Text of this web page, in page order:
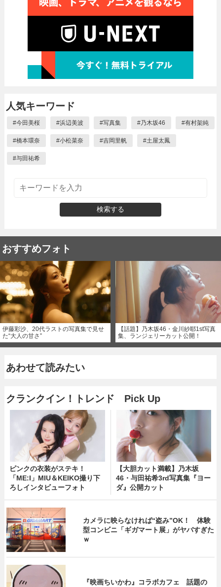
人気キーワード
#今田美桜 #浜辺美波 #写真集 #乃木坂46 #有村架純
#橋本環奈 #小松菜奈 #吉岡里帆 #土屋太鳳
#与田祐希
検索する
おすすめフォト
伊藤彩沙、20代ラストの写真集で見せ
た“大人の甘さ”
【話題】乃木坂46・金川紗耶1st写真
集、ランジェリーカット公開！
あわせて読みたい
クランクイン！トレンド Pick Up
ピンクの衣装がステキ！
「ME:I」MIU＆KEIKO撮り下
ろしインタビューフォト
【大胆カット満載】乃木坂
46・与田祐希3rd写真集『ヨー
ダ』公開カット
カメラに映らなければ“盗み”OK！ 体験
型コンビニ「ギガマート展」がヤバすぎた
ｗ
『映画ちいかわ』コラボカフェ 話題の